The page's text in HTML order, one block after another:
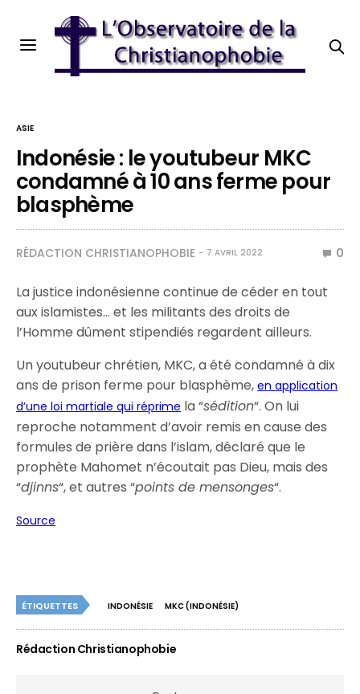
ASIE
Indonésie : le youtubeur MKC
condamné à 10 ans ferme pour
blasphème
RÉDACTION CHRISTIANOPHOBIE 7 AVRIL 2022 0
La justice indonésienne continue de céder en tout
aux islamistes… et les militants des droits de
l’Homme dûment stipendiés regardent ailleurs.
Un youtubeur chrétien, MKC, a été condamné à dix
ans de prison ferme pour blasphème,en application
d’une loi martiale qui réprime la “sédition“. On lui
reproche notamment d’avoir remis en cause des
formules de prière dans l’islam, déclaré que le
prophète Mahomet n’écoutait pas Dieu, mais des
“djinns“, et autres “points de mensonges“.
Source
ÉTIQUETTES INDONÉSIE MKC (INDONÉSIE)
Rédaction Christianophobie